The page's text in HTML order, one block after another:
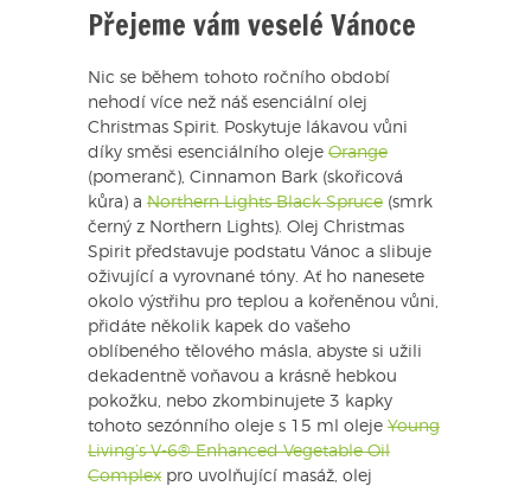
Přejeme vám veselé Vánoce
Nic se během tohoto ročního období
nehodí více než náš esenciální olej
Christmas Spirit. Poskytuje lákavou vůni
díky směsi esenciálního oleje Orange
(pomeranč), Cinnamon Bark (skořicová
kůra) a Northern Lights Black Spruce (smrk
černý z Northern Lights). Olej Christmas
Spirit představuje podstatu Vánoc a slibuje
oživující a vyrovnané tóny. Ať ho nanesete
okolo výstřihu pro teplou a kořeněnou vůni,
přidáte několik kapek do vašeho
oblíbeného tělového másla, abyste si užili
dekadentně voňavou a krásně hebkou
pokožku, nebo zkombinujete 3 kapky
tohoto sezónního oleje s 15 ml oleje Young
Living’s V-6® Enhanced Vegetable Oil
Complex pro uvolňující masáž, olej